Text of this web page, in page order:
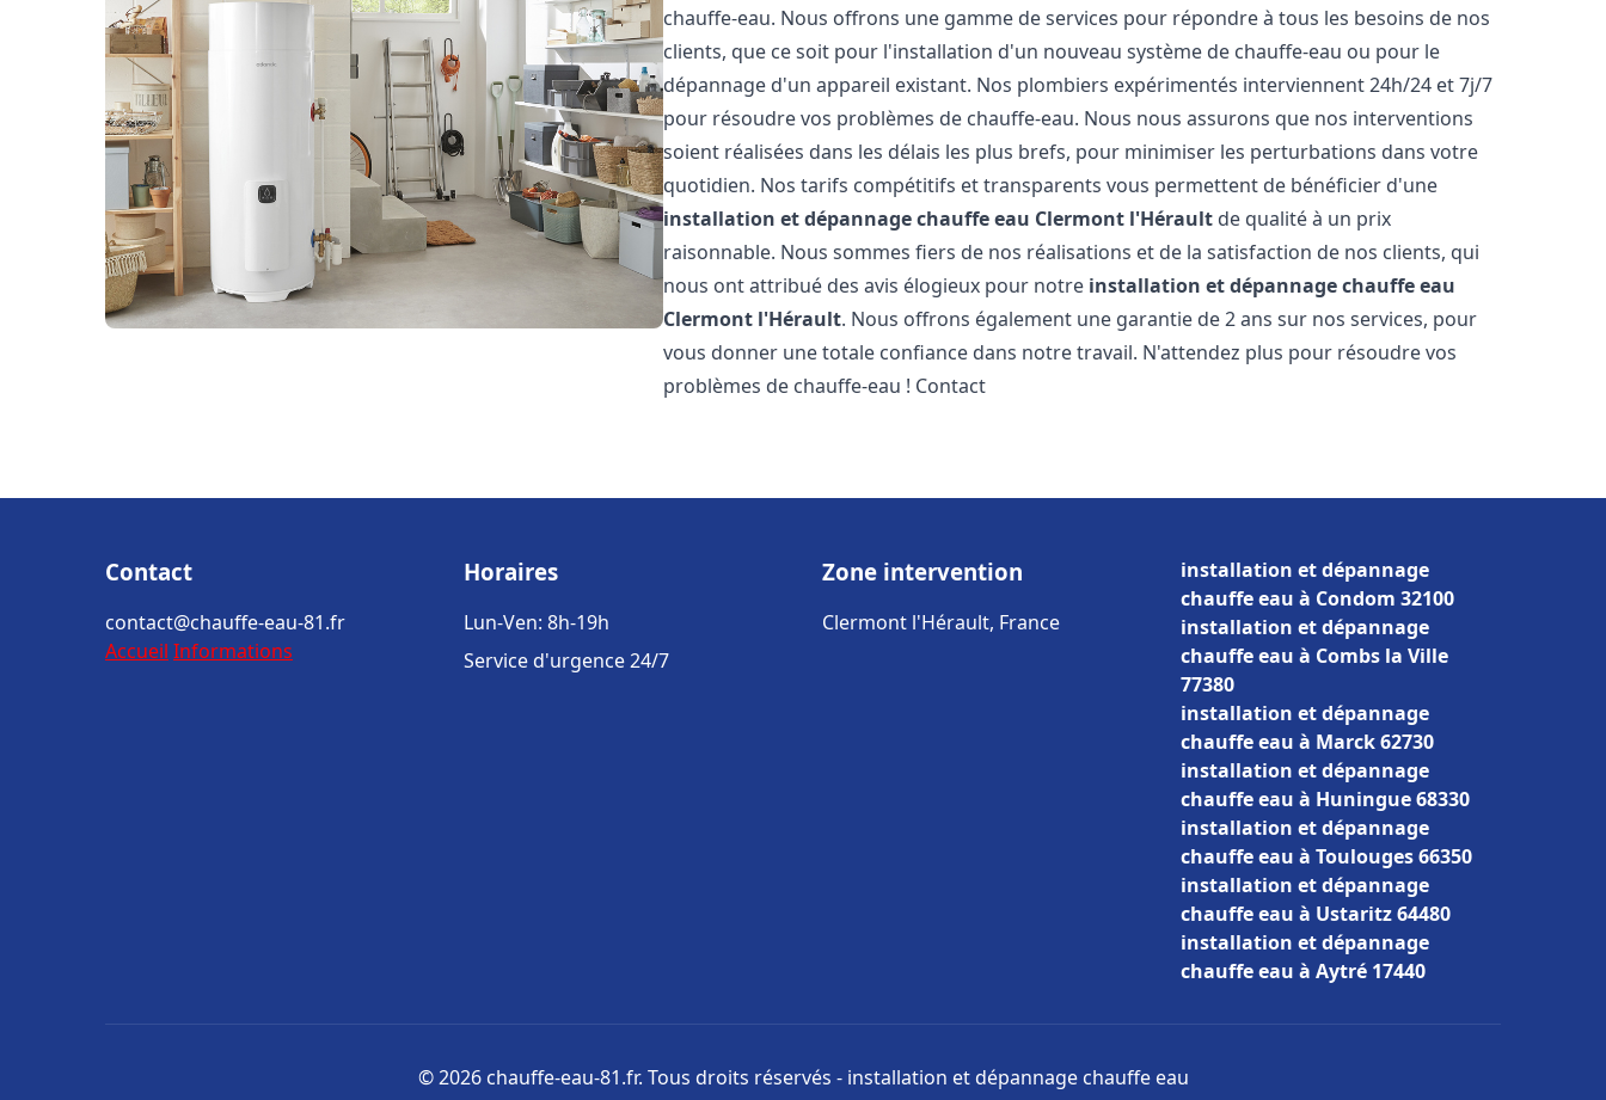
chauffe-eau. Nous offrons une gamme de services pour répondre à tous les besoins de nos
clients, que ce soit pour l'installation d'un nouveau système de chauffe-eau ou pour le
dépannage d'un appareil existant. Nos plombiers expérimentés interviennent 24h/24 et 7j/7
pour résoudre vos problèmes de chauffe-eau. Nous nous assurons que nos interventions
soient réalisées dans les délais les plus brefs, pour minimiser les perturbations dans votre
quotidien. Nos tarifs compétitifs et transparents vous permettent de bénéficier d'une
installation et dépannage chauffe eau Clermont l'Hérault de qualité à un prix
raisonnable. Nous sommes fiers de nos réalisations et de la satisfaction de nos clients, qui
nous ont attribué des avis élogieux pour notre installation et dépannage chauffe eau
Clermont l'Hérault. Nous offrons également une garantie de 2 ans sur nos services, pour
vous donner une totale confiance dans notre travail. N'attendez plus pour résoudre vos
problèmes de chauffe-eau ! Contact
Contact
contact@chauffe-eau-81.fr
Accueil Informations
Horaires
Lun-Ven: 8h-19h
Service d'urgence 24/7
Zone intervention
Clermont l'Hérault, France
installation et dépannage
chauffe eau à Condom 32100
installation et dépannage
chauffe eau à Combs la Ville
77380
installation et dépannage
chauffe eau à Marck 62730
installation et dépannage
chauffe eau à Huningue 68330
installation et dépannage
chauffe eau à Toulouges 66350
installation et dépannage
chauffe eau à Ustaritz 64480
installation et dépannage
chauffe eau à Aytré 17440
© 2026 chauffe-eau-81.fr. Tous droits réservés - installation et dépannage chauffe eau